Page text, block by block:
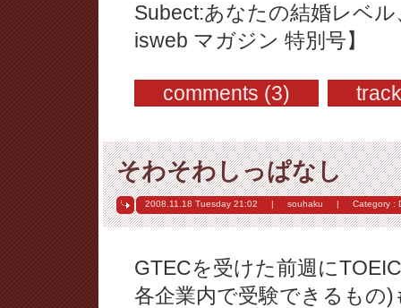
Subect:あなたの結婚レベ
isweb マガジン 特別号】
comments (3)
そわそわしっぱなし
2008.11.18 Tuesday 21:02 | souhaku | Category :
GTECを受けた前週に
各企業内で受験できるもの